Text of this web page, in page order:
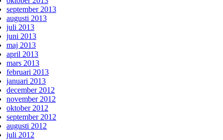
september 2013
augusti 2013
juli 2013
juni 2013
maj 2013
april 2013
mars 2013
februari 2013
januari 2013
december 2012
november 2012
oktober 2012
september 2012
augusti 2012
juli 2012